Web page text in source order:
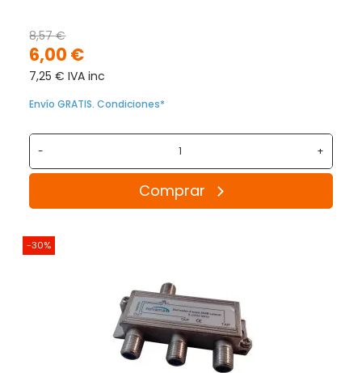
6,00 €
8,57 €
7,25 € IVA inc
Envío GRATIS. Condiciones*
- +
Comprar
-30%